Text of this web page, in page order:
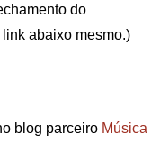
do
abaixo mesmo.)
blog parceiro Música